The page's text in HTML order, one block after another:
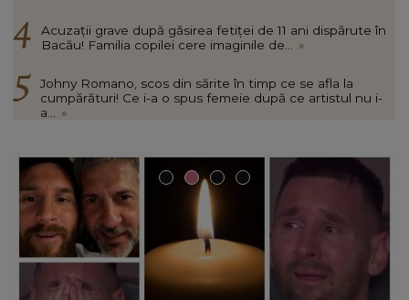
Acuzații grave după găsirea fetiței de 11 ani dispărute în
Bacău! Familia copilei cere imaginile de...
»
Johny Romano, scos din sărite în timp ce se afla la
cumpărături! Ce i-a o spus femeie după ce artistul nu i-
a...
»